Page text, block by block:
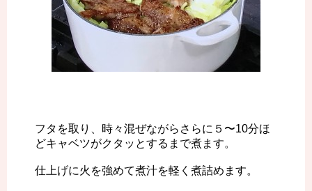
フタを取り、時々混ぜながらさらに５〜10分ほ
どキャベツがクタッとするまで煮ます。
仕上げに火を強めて煮汁を軽く煮詰めます。